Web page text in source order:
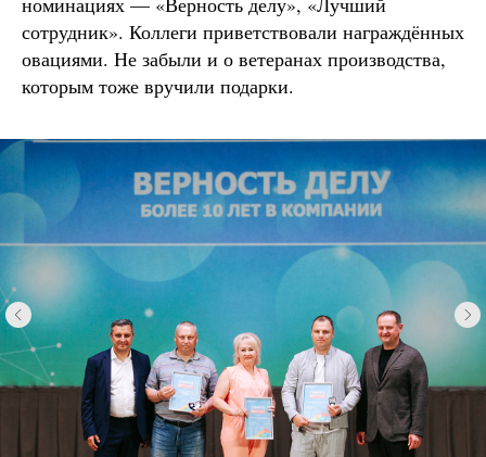
сотрудник». Коллеги приветствовали награждённых
овациями. Не забыли и о ветеранах производства,
которым тоже вручили подарки.